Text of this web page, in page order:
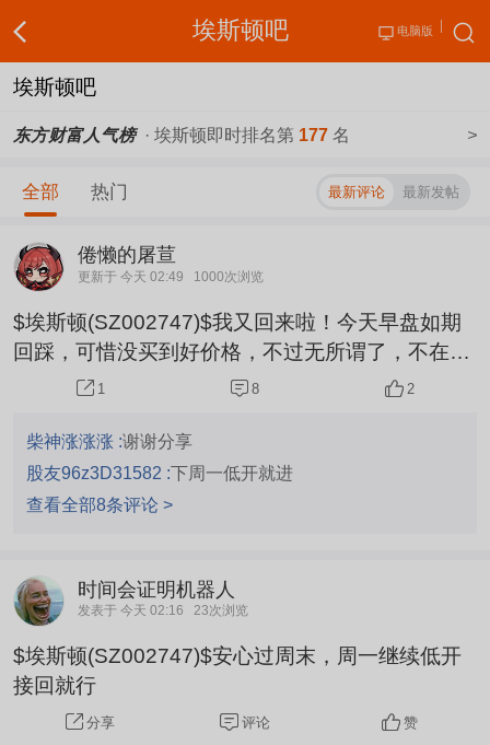
埃斯顿吧 电脑版
埃斯顿吧
东方财富人气榜· 埃斯顿即时排名第 177 名 >
全部 热门 最新评论 最新发帖
倦懒的屠荁
更新于 今天 02:49 1000次浏览
$埃斯顿(SZ002747)$我又回来啦！今天早盘如期
回踩，可惜没买到好价格，不过无所谓了，不在乎
这一两个点，下午底仓打满，留2成左右仓位做t底
的发展空间，埃斯顿作为全产业链机器人企业未来
绝对没话说，这一波说不定能突破上次高点，个人
见解～
1 8 2
柴神涨涨涨 :谢谢分享
股友96z3D31582 :下周一低开就进
查看全部8条评论 >
时间会证明机器人
发表于 今天 02:16 23次浏览
$埃斯顿(SZ002747)$安心过周末，周一继续低开
接回就行
分享 评论 赞